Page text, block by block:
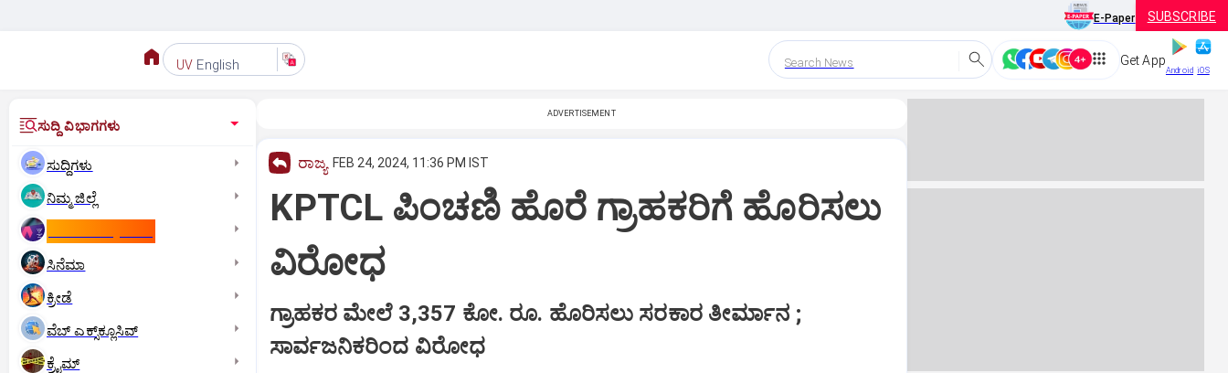
E-Paper SUBSCRIBE
UV English Search News Get App
Android iOS
ಸುದ್ದಿ ವಿಭಾಗಗಳು
ಸುದ್ದಿಗಳು
ನಿಮ್ಮ ಜಿಲ್ಲೆ
ಸಿನೆಮಾ
ಕ್ರೀಡೆ
ವೆಬ್ ಎಕ್ಸ್‌ಕ್ಲೂಸಿವ್
ಕ್ರೈಮ್
ADVERTISEMENT
ರಾಜ್ಯ FEB 24, 2024, 11:36 PM IST
KPTCL ಪಿಂಚಣಿ ಹೊರೆ ಗ್ರಾಹಕರಿಗೆ ಹೊರಿಸಲು
ವಿರೋಧ
ಗ್ರಾಹಕರ ಮೇಲೆ 3,357 ಕೋ. ರೂ. ಹೊರಿಸಲು ಸರಕಾರ ತೀರ್ಮಾನ ;
ಸಾರ್ವಜನಿಕರಿಂದ ವಿರೋಧ